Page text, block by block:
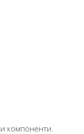
компоненти.